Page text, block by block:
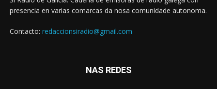
presencia en varias comarcas da nosa comunidade autonoma.
Contacto: redaccionsiradio@gmail.com
NAS REDES